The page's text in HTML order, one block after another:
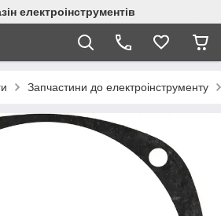
електроінструментів
Запчастини до електроінструменту